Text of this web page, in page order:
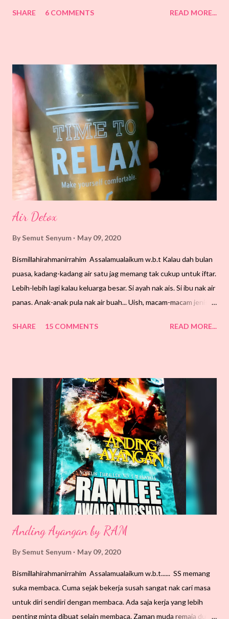
ni dah last segmen ni. Sempat lagi kalau korang nak join pun.
meluangkan masa di blog ini. "Happy Blogging!!!"
SHARE 6 COMMENTS READ MORE...
Air Detox
By Semut Senyum May 09, 2020
Bismillahirahmanirrahim Assalamualaikum w.b.t Kalau dah bulan
puasa, kadang-kadang air satu jag memang tak cukup untuk iftar.
Lebih-lebih lagi kalau keluarga besar. Si ayah nak ais. Si ibu nak air
panas. Anak-anak pula nak air buah... Uish, macam-macam jenis
Kang. Ada masa tekak rasa nak air masam-masam, buat la air
selasih. Tengok juga pada kerajinan pembuat dan mood nak
minum air apa. Lusa pula permintaan sirap lagi, tapi masuk susu
sikit, jadilah air bandung. Ada masa cukup air kosong saja.
Macam-macam ragam kan?. Itu lah warna warni keluarga bila
dapat berkumpul waktu berbuka puasa.
SHARE 15 COMMENTS READ MORE...
Anding Ayangan by RAM
By Semut Senyum May 09, 2020
Bismillahirahmanirrahim Assalamualaikum w.b.t...... SS memang
suka membaca. Cuma sejak bekerja susah sangat nak cari masa
untuk diri sendiri dengan membaca. Ada saja kerja yang lebih
penting minta dibuat selain membaca. Zaman muda remaja dulu,